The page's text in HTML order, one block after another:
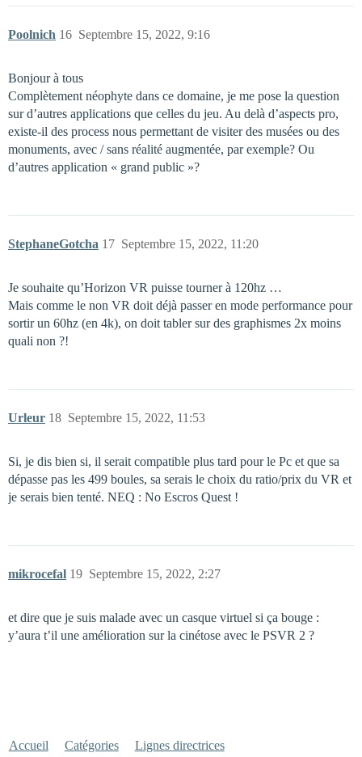
Poolnich Septembre 15, 2022, 9:16
16
Bonjour à tous
Complètement néophyte dans ce domaine, je me pose la question
sur d’autres applications que celles du jeu. Au delà d’aspects pro,
existe-il des process nous permettant de visiter des musées ou des
monuments, avec / sans réalité augmentée, par exemple? Ou
d’autres application « grand public »?
StephaneGotcha Septembre 15, 2022, 11:20
17
Je souhaite qu’Horizon VR puisse tourner à 120hz …
Mais comme le non VR doit déjà passer en mode performance pour
sortir un 60hz (en 4k), on doit tabler sur des graphismes 2x moins
quali non ?!
Urleur Septembre 15, 2022, 11:53
18
Si, je dis bien si, il serait compatible plus tard pour le Pc et que sa
dépasse pas les 499 boules, sa serais le choix du ratio/prix du VR et
je serais bien tenté. NEQ : No Escros Quest !
mikrocefal Septembre 15, 2022, 2:27
19
et dire que je suis malade avec un casque virtuel si ça bouge :
y’aura t’il une amélioration sur la cinétose avec le PSVR 2 ?
Accueil Catégories Lignes directrices